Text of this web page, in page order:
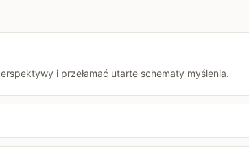
i przełamać utarte schematy myślenia.